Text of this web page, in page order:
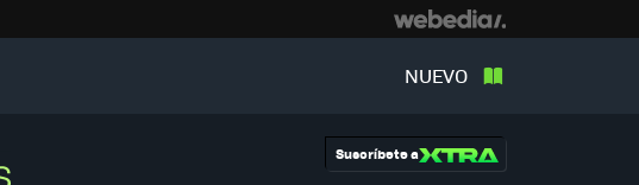
NUEVO
Suscríbete a